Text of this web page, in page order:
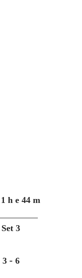
1 h e 44 m
Set 3
3 - 6